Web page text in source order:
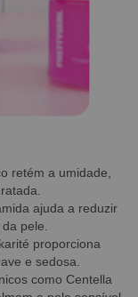
retém a umidade,
ajuda a reduzir
pele.
proporciona
e sedosa.
como Centella